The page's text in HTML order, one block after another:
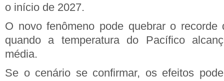
o início de 2027.
O novo fenômeno pode quebrar o
quando a temperatura do Pacífico
média.
Se o cenário se confirmar, os efeitos